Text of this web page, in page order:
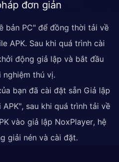
đơn giản
bản PC" để đồng thời tải về
APK. Sau khi quá trình cài
động giả lập và bắt đầu
nghiệm thú vị.
bạn đã cài đặt sẵn Giả lập
APK", sau khi quá trình tải về
vào giả lập NoxPlayer, hệ
giải nén và cài đặt.